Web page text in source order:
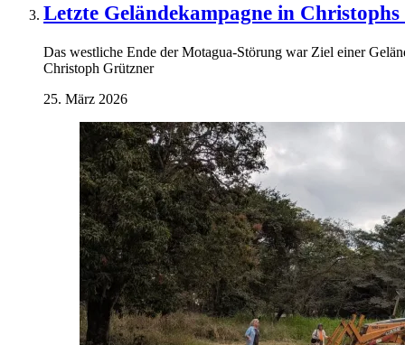
Letzte Geländekampagne in
Das westliche Ende der Motagua-Störung war Ziel einer
Christoph Grützner
25. März 2026